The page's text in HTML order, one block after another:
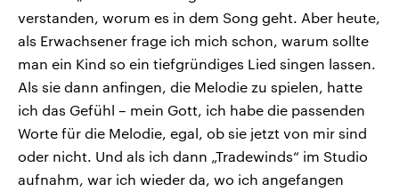
verstanden, worum es in dem Song geht. Aber heute,
als Erwachsener frage ich mich schon, warum sollte
man ein Kind so ein tiefgründiges Lied singen lassen.
Als sie dann anfingen, die Melodie zu spielen, hatte
ich das Gefühl – mein Gott, ich habe die passenden
Worte für die Melodie, egal, ob sie jetzt von mir sind
oder nicht. Und als ich dann „Tradewinds“ im Studio
aufnahm, war ich wieder da, wo ich angefangen